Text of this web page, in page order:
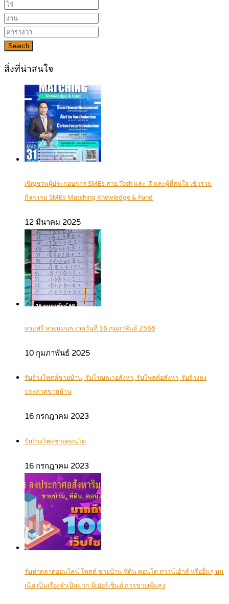
Search
สิ่งที่น่าสนใจ
เชิญชวนผู้ประกอบการ SMEs สาย Tech และ IT และผู้ที่สนใจ เข้าร่วม
กิจกรรม SMEs Matching Knowledge & Fund
12 มีนาคม 2025
หวยฟรี หวยแม่นๆ งวดวันที่ 16 กุมภาพันธ์ 2568
10 กุมภาพันธ์ 2025
รับจ้างโพสต์ขายบ้าน, รับโฆษณาอสังหา, รับโพสต์อสังหา, รับจ้างลง
ประกาศขายบ้าน
16 กรกฎาคม 2023
รับจ้างโพสขายคอนโด
16 กรกฎาคม 2023
รับทำตลาดออนไลน์ โพสต์ ขายบ้าน ที่ดิน คอนโด ทาวน์เฮ้าส์ หรืออื่นๆ บน
เน็ต เป็นเรื่องจำเป็นมาก มีเปอร์เซ็นต์ การขายเพิ่มสูง